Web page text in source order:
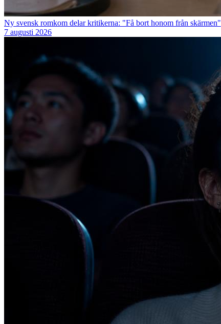
Ny svensk romkom delar kritikerna: "Få bort honom från skärmen"
7 augusti 2026